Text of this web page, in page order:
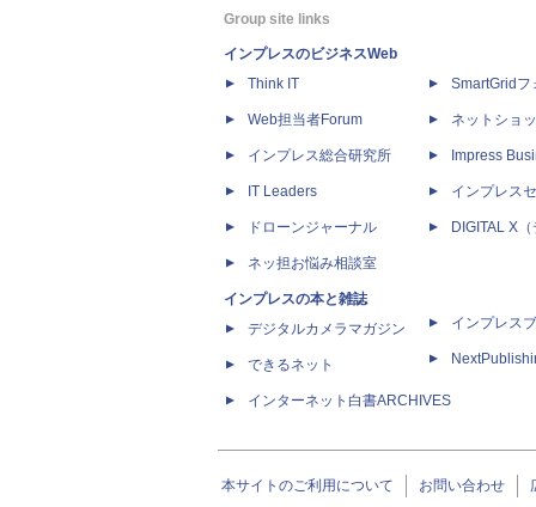
Group site links
インプレスのビジネスWeb
Think IT
Web担当者Forum
インプレス総合研究所
IT Leaders
ドローンジャーナル
ネッ担お悩み相談室
インプレスの本と雑誌
デジタルカメラマガジン
できるネット
インターネット白書ARCHIVES
SmartGridフ
ネットショ
Impress
インプレス
DIGITAL X
インプレス
本サイトのご利用について お問い合わせ